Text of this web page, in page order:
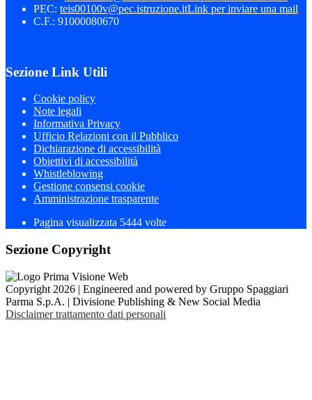
PEC: teis00100v@pec.istruzione.itLink per inviare una mail
C.F.: 91000080670
Sezione Link Utili
Cookie policy
Note legali
Informativa Privacy
Ufficio Relazioni con il Pubblico
Dichiarazione di accessibilità
Obiettivi di accessibilità
Whistleblowing
Gestione consensi cookie
Amministrazione trasparente
Pagina visualizzata 5444 volte
Sezione Copyright
Copyright 2026 | Engineered and powered by Gruppo Spaggiari
Parma S.p.A. | Divisione Publishing & New Social Media
Disclaimer trattamento dati personali